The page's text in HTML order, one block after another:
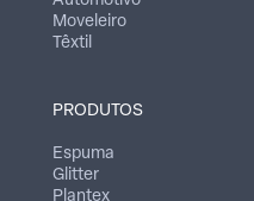
Moveleiro
Têxtil
PRODUTOS
Espuma
Glitter
Plantex